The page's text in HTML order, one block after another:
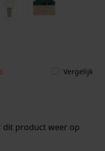
Vergelijk
dit product weer op